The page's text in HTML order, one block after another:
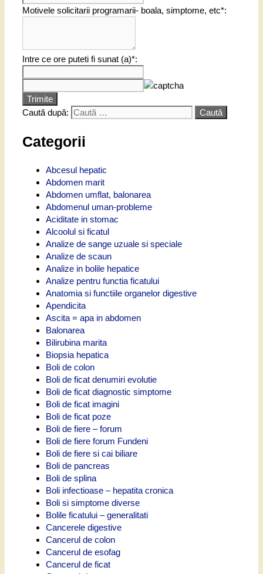
Motivele solicitarii programarii- boala, simptome, etc*:
Intre ce ore puteti fi sunat (a)*:
Trimite
Caută după:
Categorii
Abcesul hepatic
Abdomen marit
Abdomen umflat, balonarea
Abdomenul uman-probleme
Aciditate in stomac
Alcoolul si ficatul
Analize de sange uzuale si speciale
Analize de scaun
Analize in bolile hepatice
Analize pentru functia ficatului
Anatomia si functiile organelor digestive
Apendicita
Ascita = apa in abdomen
Balonarea
Bilirubina marita
Biopsia hepatica
Boli de colon
Boli de ficat denumiri evolutie
Boli de ficat diagnostic simptome
Boli de ficat imagini
Boli de ficat poze
Boli de fiere – forum
Boli de fiere forum Fundeni
Boli de fiere si cai biliare
Boli de pancreas
Boli de splina
Boli infectioase – hepatita cronica
Boli si simptome diverse
Bolile ficatului – generalitati
Cancerele digestive
Cancerul de colon
Cancerul de esofag
Cancerul de ficat